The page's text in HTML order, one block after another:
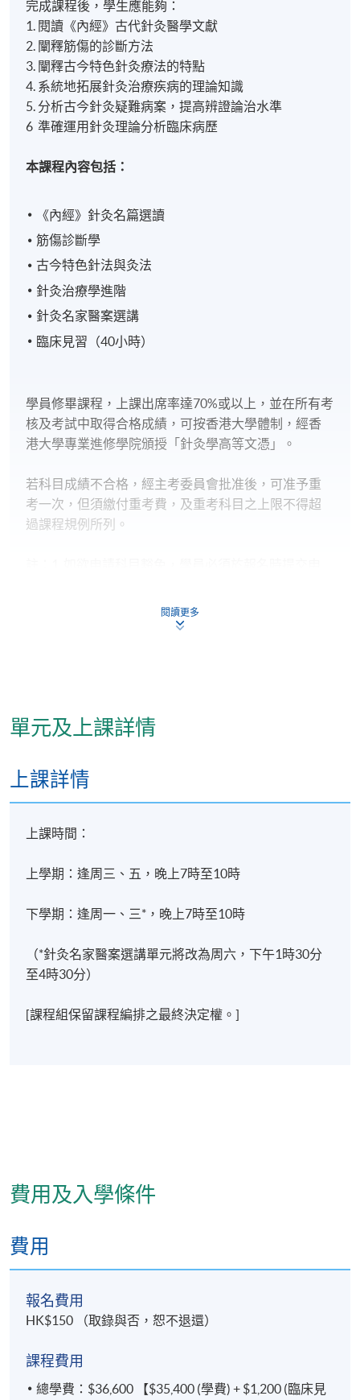
完成課程後，學生應能夠：
1. 閱讀《內經》古代針灸醫學文獻
2. 闡釋筋傷的診斷方法
3. 闡釋古今特色針灸療法的特點
4. 系統地拓展針灸治療疾病的理論知識
5. 分析古今針灸疑難病案，提高辨證論治水準
6 準確運用針灸理論分析臨床病歷
本課程內容包括：
《內經》針灸名篇選讀
筋傷診斷學
古今特色針法與灸法
針灸治療學進階
針灸名家醫案選講
臨床見 習（40小時）
學員修畢課程，上課出席率達70%或以上，並在所有考
核及考試中取得合格成績，可按香港大學體制，經香
港大學專業進修學院頒授「針灸學高等文憑」。
若科目 成績不合格，經主考委員會批准後，可准予重
考一次，但須繳付重考費，及重考科目之上限不得超
過課程規例所列。
2. 如遇特殊情況，本院保留調整課程/科目細則
報名代碼
修業期
1年
地點
閱讀更多
單元及上課詳情
上課詳情
上課時間：
上學期：逢周三、五，晚上7時至10時
下學期：逢周一、三*，晚上7時至10時
（*針灸名家醫案選講單元將改為周六，下午1時30分
至4時30分）
[課程組保留課程編排之最終決定權。]
費用及入學條件
費用
報名費用
HK$150 （取錄與否，恕不退還）
課程費用
總學費：$36,600 【$35,400 (學費) + $1,200 (臨床見